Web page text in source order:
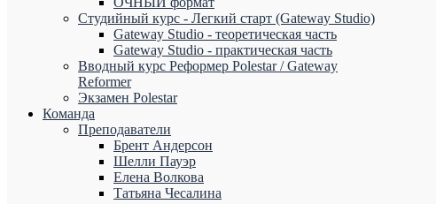
Студийный курс - Легкий старт (Gateway Studio)
Gateway Studio - теоретическая часть
Gateway Studio - практическая часть
Вводный курс Реформер Polestar / Gateway
Reformer
Экзамен Polestar
Команда
Преподаватели
Брент Андерсон
Шелли Пауэр
Елена Волкова
Татьяна Чесалина